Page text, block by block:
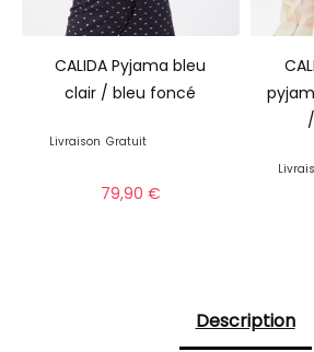
CALIDA Pyjama bleu
clair / bleu foncé
Livraison Gratuit
79,90 €
Description